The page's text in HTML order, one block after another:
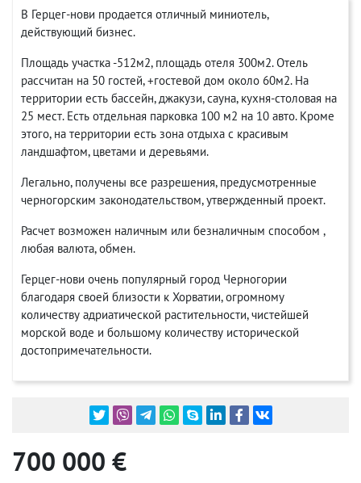
В Герцег-нови продается отличный миниотель,
действующий бизнес.
Площадь участка -512м2, площадь отеля 300м2. Отель
рассчитан на 50 гостей, +гостевой дом около 60м2. На
территории есть бассейн, джакузи, сауна, кухня-столовая на
25 мест. Есть отдельная парковка 100 м2 на 10 авто. Кроме
этого, на территории есть зона отдыха с красивым
ландшафтом, цветами и деревьями.
Легально, получены все разрешения, предусмотренные
черногорским законодательством, утвержденный проект.
Расчет возможен наличным или безналичным способом ,
любая валюта, обмен.
Герцег-нови очень популярный город Черногории
благодаря своей близости к Хорватии, огромному
количеству адриатической растительности, чистейшей
морской воде и большому количеству исторической
достопримечательности.
700 000 €